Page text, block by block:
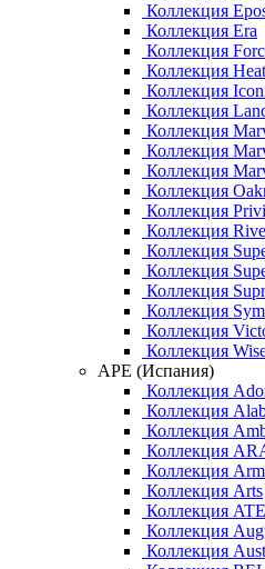
Коллекция
Коллекция Era
Коллекция
Коллекция Heat
Коллекция
Коллекция
Коллекция
Коллекция
Коллекция
Коллекция
Коллекция
Коллекция Rive
Коллекция
Коллекция
Коллекция
Коллекция
Коллекция
Коллекция
APE (Испания)
Коллекция
Коллекция
Коллекция
Коллекция
Коллекция
Коллекция Arts
Коллекция
Коллекция
Коллекция